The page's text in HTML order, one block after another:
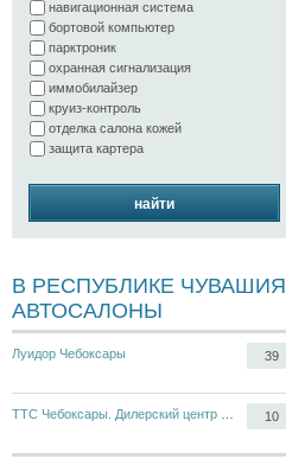
навигационная система
бортовой компьютер
парктроник
охранная сигнализация
иммобилайзер
круиз-контроль
отделка салона кожей
защита картера
найти
В РЕСПУБЛИКЕ ЧУВАШИЯ
АВТОСАЛОНЫ
Луидор Чебоксары 39
10